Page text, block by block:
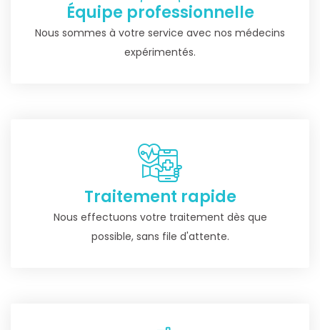
Équipe professionnelle
Nous sommes à votre service avec nos médecins
expérimentés.
Traitement rapide
Nous effectuons votre traitement dès que
possible, sans file d'attente.